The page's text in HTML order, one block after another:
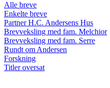
Alle breve
Enkelte breve
Partner H.C. Andersens Hus
Brevveksling med fam. Melchior
Brevveksling med fam. Serre
Rundt om Andersen
Forskning
Titler oversat